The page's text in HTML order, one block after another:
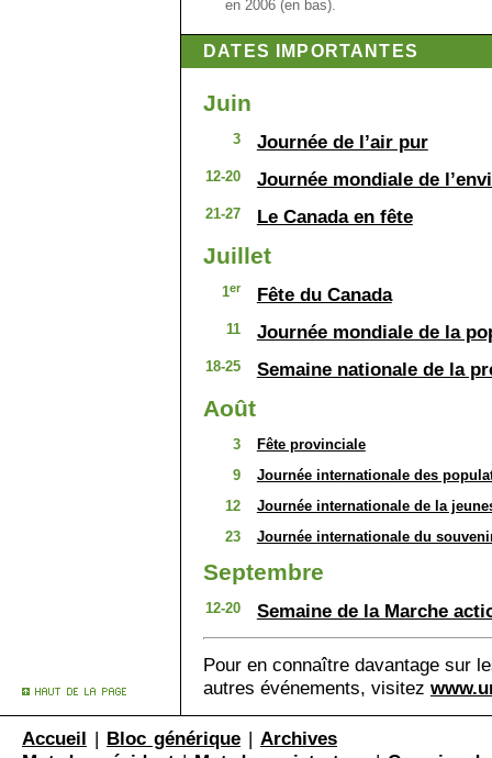
en 2006 (en bas).
DATES IMPORTANTES
Juin
3 Journée de l’air pur
12-20 Journée mondiale de
21-27 Le Canada en fête
Juillet
1er Fête du Canada
11 Journée mondiale de la
18-25 Semaine nationale de la
Août
3
Fête provinciale
9
Journée internationale des
12
Journée internationale de la
23
Journée internationale du
Septembre
12-20 Semaine de la Marche
Pour en connaître davantage sur
autres événements, visitez
Accueil | Bloc générique | Archives